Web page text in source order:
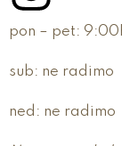
pon – pet:
sub: ne radimo
ned: ne radimo